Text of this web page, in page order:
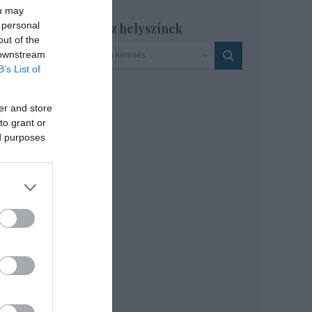
may
of the
List of
and store
grant or
purposes
of
Szinház helyszínek